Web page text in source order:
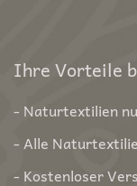
Ihre Vorteile
- Naturtextilien
- Alle
- Kostenloser